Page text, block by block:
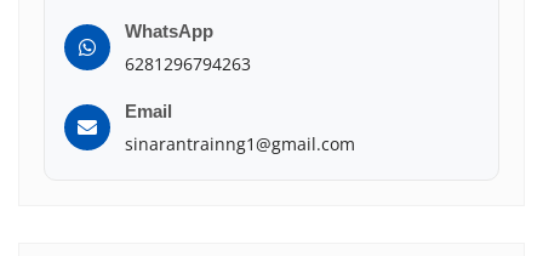
WhatsApp
6281296794263
Email
sinarantrainng1@gmail.com